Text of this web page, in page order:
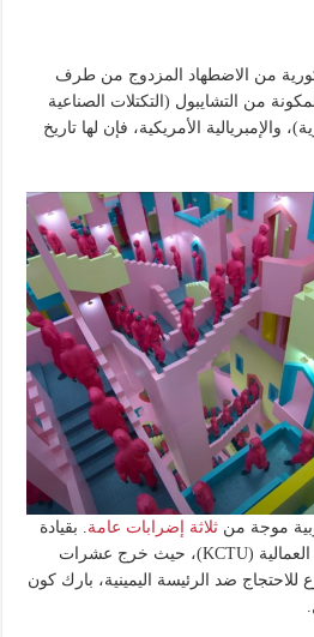
من الاضطهاد المزدوج من طرف
من التشايبول (التكتلات الصناعية
والإمبريالية الأمريكية، فإن لها تاريخ
ثلاثة إضرابات عامة . بقيادة
الكونفدرالية الكورية للنقابات العمالية (KCTU)، حيث خرج عشرات
للاحتجاج ضد الرئيسة اليمينية، بارك كون